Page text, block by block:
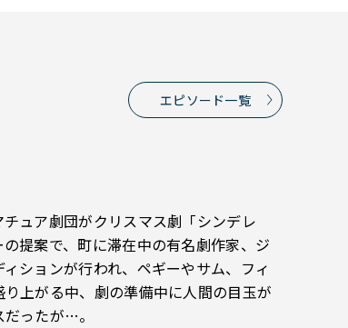
ュア劇団がクリスマス劇「シンデレ
提案で、町に滞在中の有名劇作家、ジ
ションが行われ、ペギーやサム、フィ
上がる中、劇の準備中に人間の目玉が
ったが…。
エピソード一覧